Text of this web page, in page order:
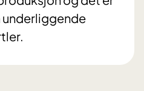
underliggende